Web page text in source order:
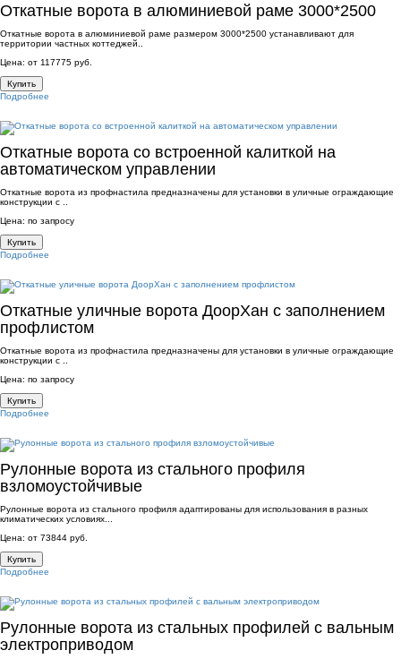
Откатные ворота в алюминиевой раме 3000*2500
Откатные ворота в алюминиевой раме размером 3000*2500 устанавливают для
территории частных коттеджей..
Цена: от 117775 руб.
Купить
Подробнее
Откатные ворота со встроенной калиткой на
автоматическом управлении
Откатные ворота из профнастила предназначены для установки в уличные ограждающие
конструкции с ..
Цена: по запросу
Купить
Подробнее
Откатные уличные ворота ДоорХан с заполнением
профлистом
Откатные ворота из профнастила предназначены для установки в уличные ограждающие
конструкции с ..
Цена: по запросу
Купить
Подробнее
Рулонные ворота из стального профиля
взломоустойчивые
Рулонные ворота из стального профиля адаптированы для использования в разных
климатических условиях...
Цена: от 73844 руб.
Купить
Подробнее
Рулонные ворота из стальных профилей с вальным
электроприводом